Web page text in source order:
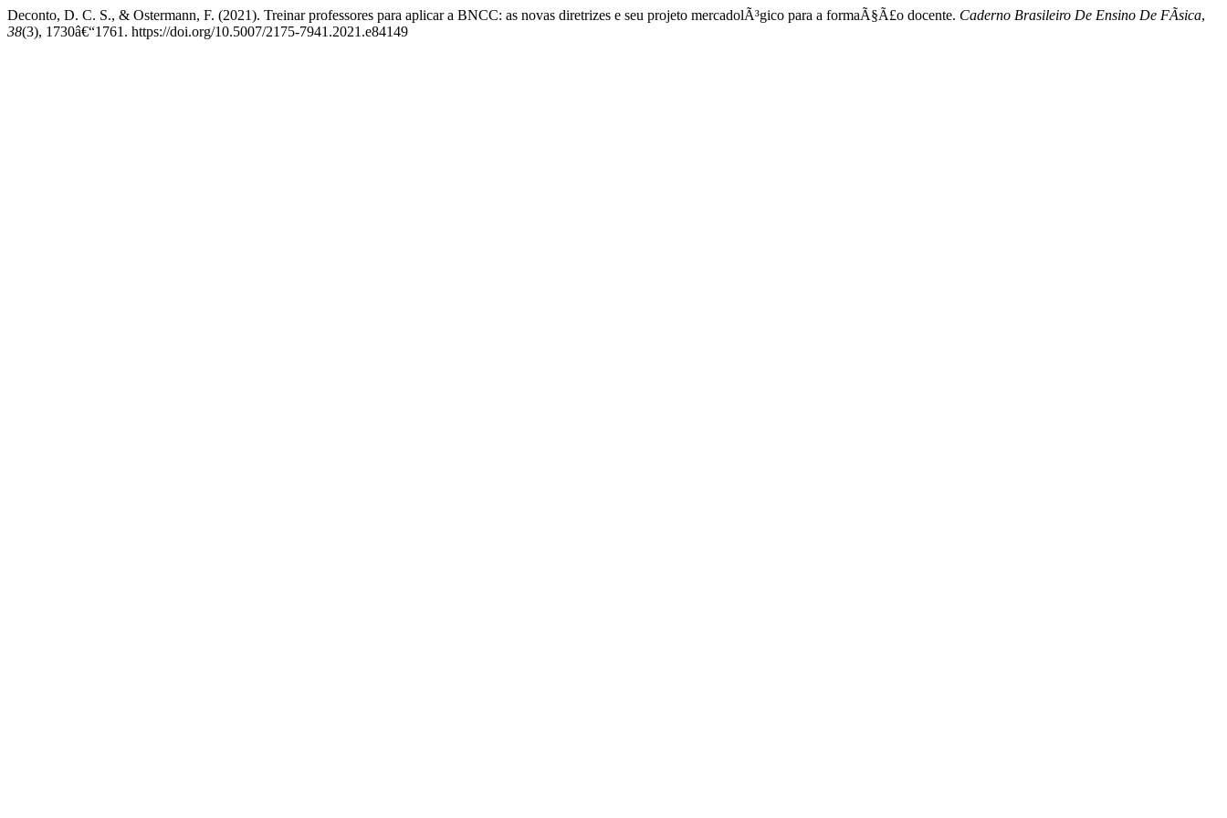
Deconto, D. C. S., & Ostermann, F. (2021). Treinar professores para aplicar a BNCC: as novas diretrizes e seu projeto mercadolÃ³gico para a formaÃ§Ã£o docente. Caderno Brasileiro De Ensino De FÃ­sica,
38(3), 1730â€“1761. https://doi.org/10.5007/2175-7941.2021.e84149